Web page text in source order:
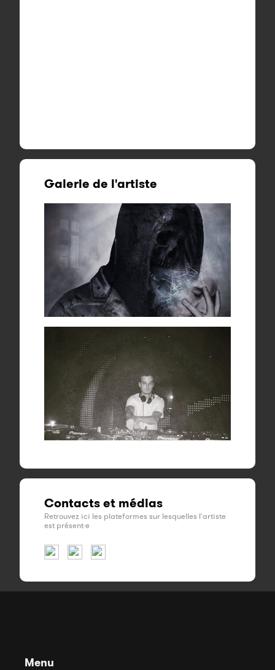
Galerie de l'artiste
Contacts et médias
Retrouvez ici les plateformes sur lesquelles l'artiste
est présent·e
Menu